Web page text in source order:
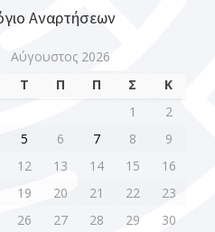
Αναρτήσεων
Αύγουστος 2026
Τ Π Π Σ
Κ
1
2
5 6 7 8
9
12 13 14 15
16
19 20 21 22
23
26 27 28 29 30